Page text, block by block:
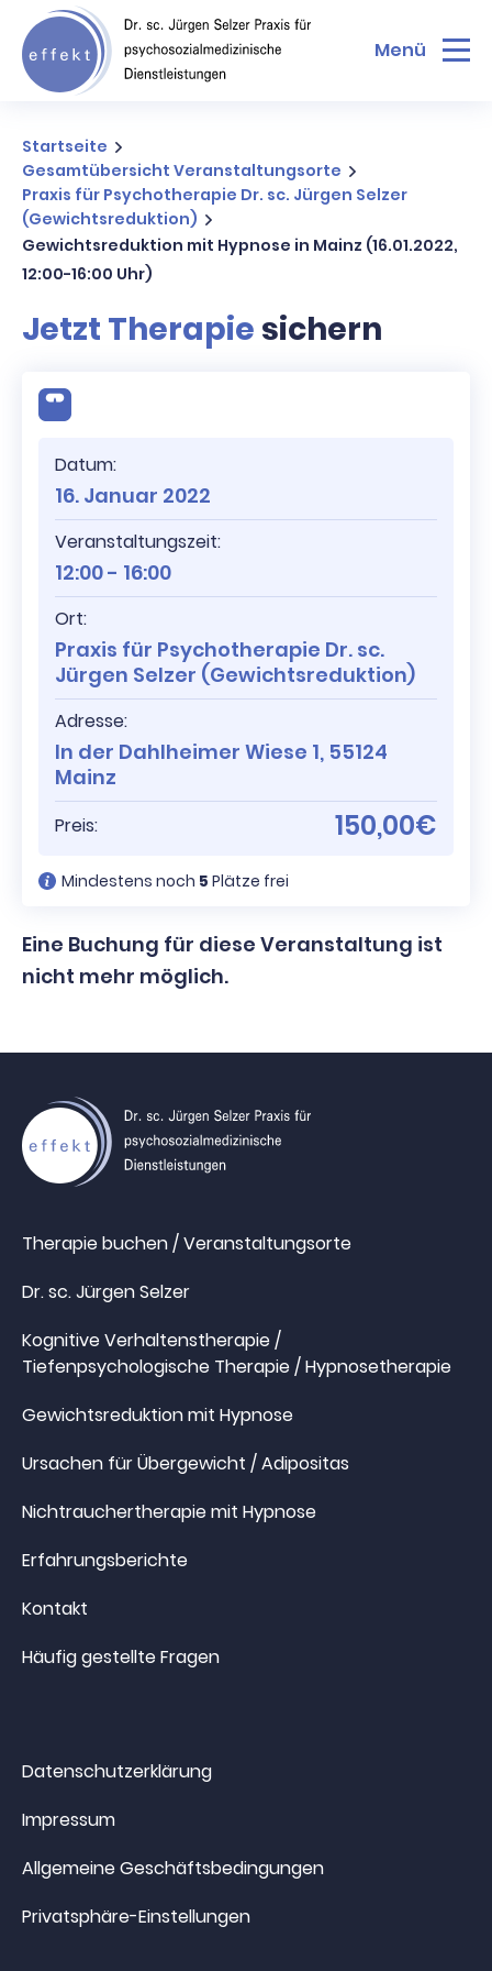
Menü
Startseite
Gesamtübersicht Veranstaltungsorte
Praxis für Psychotherapie Dr. sc. Jürgen Selzer
(Gewichtsreduktion)
Gewichtsreduktion mit Hypnose in Mainz (16.01.2022,
12:00-16:00 Uhr)
Jetzt Therapie sichern
Datum:
16. Januar 2022
Veranstaltungszeit:
12:00 - 16:00
Ort:
Praxis für Psychotherapie Dr. sc.
Jürgen Selzer (Gewichtsreduktion)
Adresse:
In der Dahlheimer Wiese 1, 55124
Mainz
Preis: 150,00€
Mindestens noch 5 Plätze frei
Eine Buchung für diese Veranstaltung ist
nicht mehr möglich.
Therapie buchen / Veranstaltungsorte
Dr. sc. Jürgen Selzer
Kognitive Verhaltenstherapie /
Tiefenpsychologische Therapie / Hypnosetherapie
Gewichtsreduktion mit Hypnose
Ursachen für Übergewicht / Adipositas
Nichtrauchertherapie mit Hypnose
Erfahrungsberichte
Kontakt
Häufig gestellte Fragen
Datenschutzerklärung
Impressum
Allgemeine Geschäftsbedingungen
Privatsphäre-Einstellungen